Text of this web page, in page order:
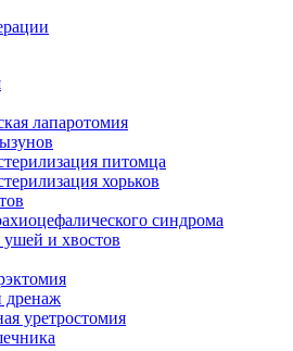
лапаротомия
питомца
хорьков
синдрома
и хвостов
дренаж
уретростомия